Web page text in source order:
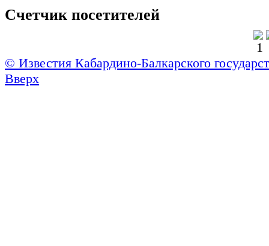
Счетчик посетителей
© Известия Кабардино-Балкарского
Вверх